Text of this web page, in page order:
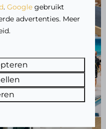
.Google gebruikt
advertenties. Meer